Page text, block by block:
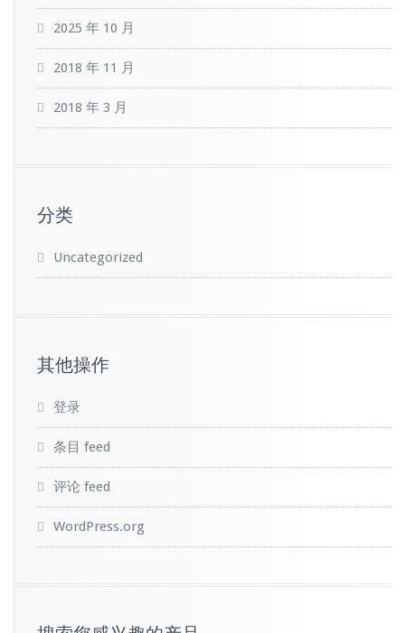
2025 年 10 月
2018 年 11 月
2018 年 3 月
分类
Uncategorized
其他操作
登录
条目 feed
评论 feed
WordPress.org